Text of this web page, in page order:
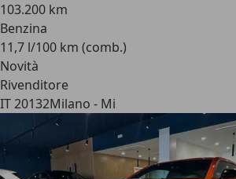
103.200 km
Benzina
11,7 l/100 km (comb.)
Novità
Rivenditore
IT 20132Milano - Mi